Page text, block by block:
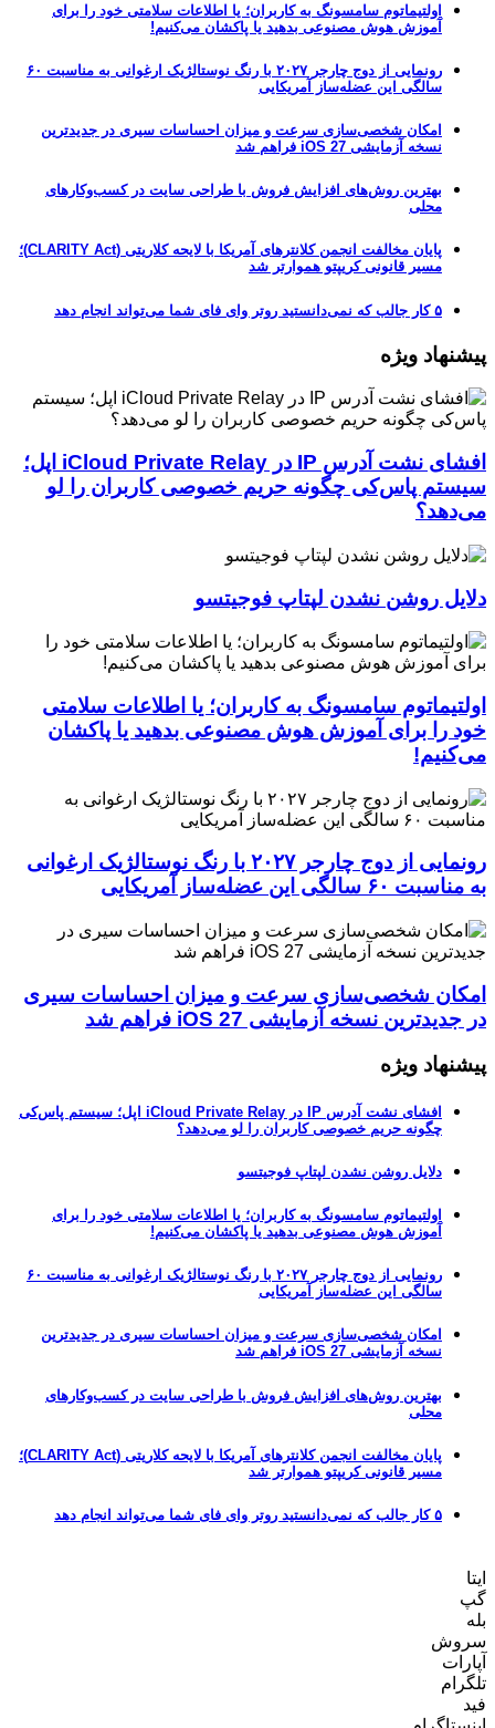
اولتیماتوم سامسونگ به کاربران؛ یا اطلاعات سلامتی خود را برای
آموزش هوش مصنوعی بدهید یا پاکشان می‌کنیم!
رونمایی از دوج چارجر ۲۰۲۷ با رنگ نوستالژیک ارغوانی به مناسبت ۶۰
سالگی این عضله‌ساز آمریکایی
امکان شخصی‌سازی سرعت و میزان احساسات سیری در جدیدترین
نسخه آزمایشی iOS 27 فراهم شد
بهترین روش‌های افزایش فروش با طراحی سایت در کسب‌وکارهای
محلی
پایان مخالفت انجمن کلانترهای آمریکا با لایحه کلاریتی (CLARITY Act)؛
مسیر قانونی کریپتو هموارتر شد
۵ کار جالب که نمی‌دانستید روتر وای فای شما می‌تواند انجام دهد
پیشنهاد ویژه
افشای نشت آدرس IP در iCloud Private Relay اپل؛
سیستم پاس‌کی چگونه حریم خصوصی کاربران را لو
می‌دهد؟
دلایل روشن نشدن لپتاپ فوجیتسو
اولتیماتوم سامسونگ به کاربران؛ یا اطلاعات سلامتی
خود را برای آموزش هوش مصنوعی بدهید یا پاکشان
می‌کنیم!
رونمایی از دوج چارجر ۲۰۲۷ با رنگ نوستالژیک ارغوانی
به مناسبت ۶۰ سالگی این عضله‌ساز آمریکایی
امکان شخصی‌سازی سرعت و میزان احساسات سیری
در جدیدترین نسخه آزمایشی iOS 27 فراهم شد
پیشنهاد ویژه
افشای نشت آدرس IP در iCloud Private Relay اپل؛ سیستم پاس‌کی
چگونه حریم خصوصی کاربران را لو می‌دهد؟
دلایل روشن نشدن لپتاپ فوجیتسو
اولتیماتوم سامسونگ به کاربران؛ یا اطلاعات سلامتی خود را برای
آموزش هوش مصنوعی بدهید یا پاکشان می‌کنیم!
رونمایی از دوج چارجر ۲۰۲۷ با رنگ نوستالژیک ارغوانی به مناسبت ۶۰
سالگی این عضله‌ساز آمریکایی
امکان شخصی‌سازی سرعت و میزان احساسات سیری در جدیدترین
نسخه آزمایشی iOS 27 فراهم شد
بهترین روش‌های افزایش فروش با طراحی سایت در کسب‌وکارهای
محلی
پایان مخالفت انجمن کلانترهای آمریکا با لایحه کلاریتی (CLARITY Act)؛
مسیر قانونی کریپتو هموارتر شد
۵ کار جالب که نمی‌دانستید روتر وای فای شما می‌تواند انجام دهد
ایتا
گپ
بله
سروش
آپارات
تلگرام
فید